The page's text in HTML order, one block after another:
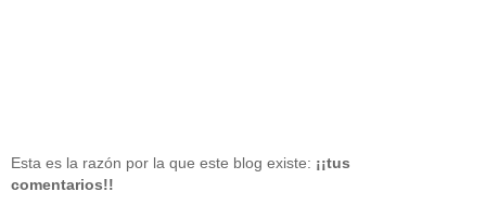
Esta es la razón por la que este blog existe: ¡¡tus
comentarios!!